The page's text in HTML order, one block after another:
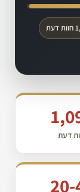
דעת
20-